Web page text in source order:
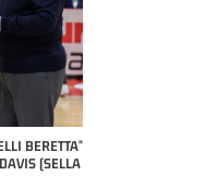
SAMUEL
'26 -
TREVIGLIO